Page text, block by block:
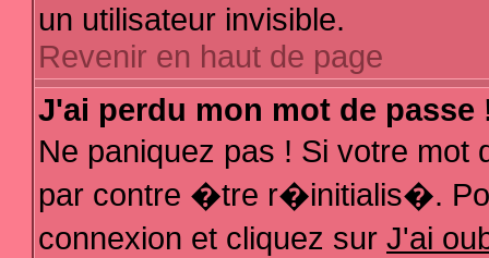
un utilisateur invisible.
Revenir en haut de page
J'ai perdu mon mot de passe
Ne paniquez pas ! Si votre
par contre �tre r�initialis�.
connexion et cliquez sur J'ai